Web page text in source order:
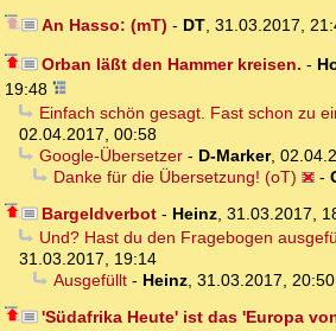
An Hasso: (mT) - DT, 31.03.2017,
Orban läßt den Hammer kreisen. -
19:48
Einfach schön gesagt. Fast schon zu
02.04.2017, 00:58
Google-Übersetzer- D-Marker,
Danke für die Übersetzung! (oT)
-
Bargeldverbot- Heinz, 31.03.2017,
Und? Hast du den Fragebogen
31.03.2017, 19:14
Ausgefüllt- Heinz, 31.03.2017, 20:50
'Südafrika Heute' ist das 'Europa